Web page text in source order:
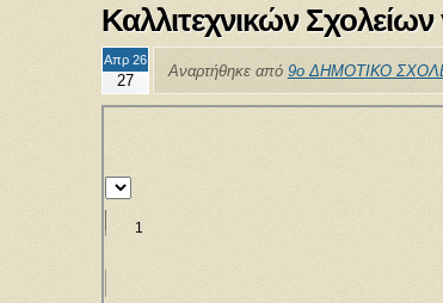
Καλλιτεχνικών
Απρ 26
27
Αναρτήθηκε από 9ο ΔΗΜΟΤΙΚΟ